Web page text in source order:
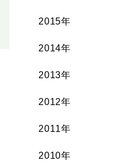
2015年
2014年
2013年
2012年
2011年
2010年